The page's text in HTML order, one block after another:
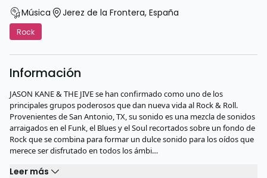
Música Jerez de la Frontera, España
Rock
Información
JASON KANE & THE JIVE se han confirmado como uno de los
principales grupos poderosos que dan nueva vida al Rock & Roll.
Provenientes de San Antonio, TX, su sonido es una mezcla de sonidos
arraigados en el Funk, el Blues y el Soul recortados sobre un fondo de
Rock que se combina para formar un dulce sonido para los oídos que
merece ser disfrutado en todos los ámbi…
Leer más